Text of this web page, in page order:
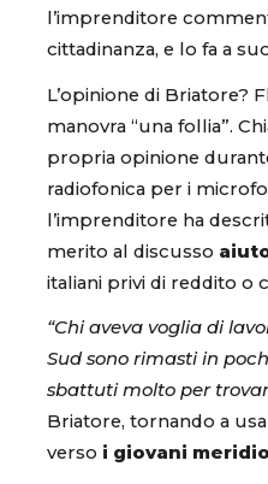
l’imprenditore
cittadinanza, e lo fa a
L’opinione di Briatore?
manovra “una follia”.
propria opinione
radiofonica per i
l’imprenditore ha
merito al discusso
italiani privi di reddito o
“Chi aveva voglia di
Sud sono rimasti in
sbattuti molto per
Briatore, tornando a
verso i giovani